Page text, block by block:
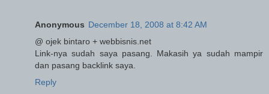
Anonymous December 18, 2008 at 8:42 AM
@ ojek bintaro + webbisnis.net
Link-nya sudah saya pasang. Makasih ya sudah mampir
dan pasang backlink saya.
Reply